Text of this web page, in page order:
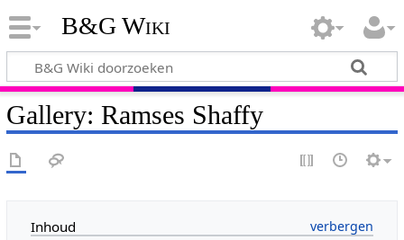
B&G Wiki
Gallery: Ramses Shaffy
Inhoud